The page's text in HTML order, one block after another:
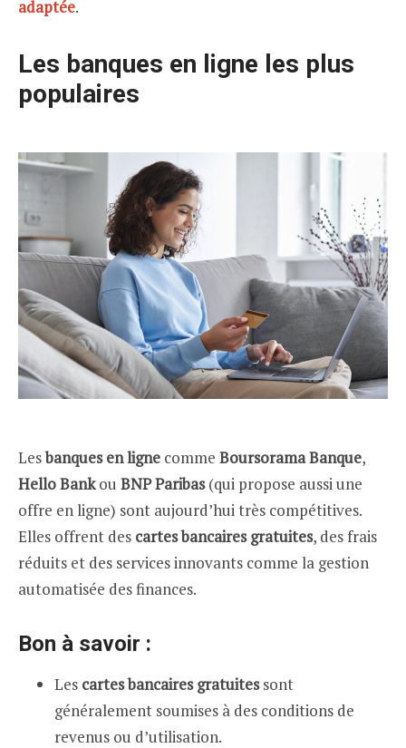
adaptée.
Les banques en ligne les plus
populaires
Lesbanques en ligne comme Boursorama Banque,
Hello Bankou BNP Paribas(qui propose aussi une
offre en ligne) sont aujourd’hui très compétitives.
Elles offrent des cartes bancaires gratuites, des frais
réduits et des services innovants comme la gestion
automatisée des finances.
Bon à savoir :
Les cartes bancaires gratuitessont
généralement soumises à des conditions de
revenus ou d’utilisation.